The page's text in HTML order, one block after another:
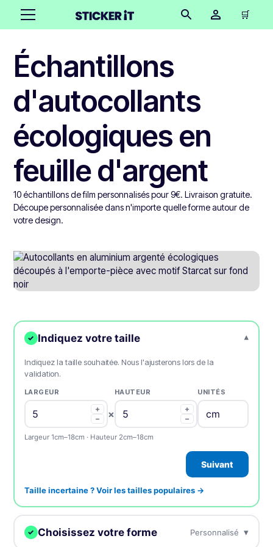
🛒
Échantillons
d'autocollants
écologiques en
feuille d'argent
10 échantillons de film personnalisés pour 9€. Livraison gratuite.
Découpe personnalisée dans n'importe quelle forme autour de
votre design.
✓ Indiquez votre taille ▾
Indiquez la taille souhaitée. Nous l'ajusterons lors de la
validation.
LARGEUR
+
−
×
HAUTEUR
+
−
UNITÉS
Largeur 1cm–18cm · Hauteur 2cm–18cm
Suivant
Taille incertaine ? Voir les tailles populaires →
✓ Choisissez votre forme Personnalisé ▾